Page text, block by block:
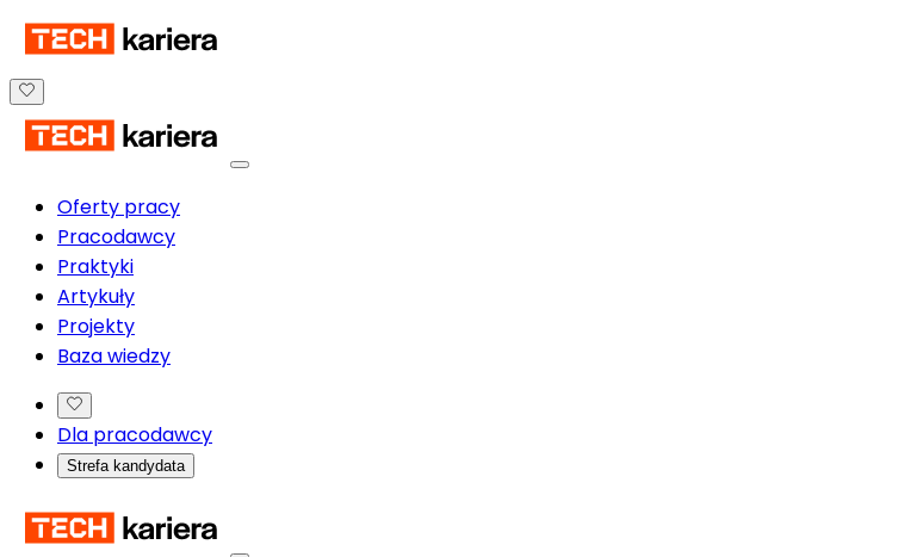
Oferty pracy
Pracodawcy
Praktyki
Artykuły
Projekty
Baza wiedzy
Dla pracodawcy
Strefa kandydata